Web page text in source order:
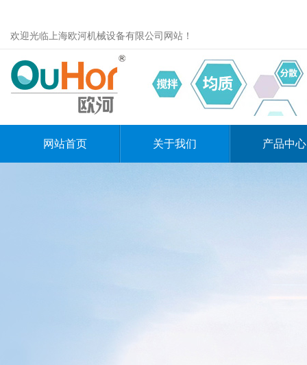
欢迎光临上海欧河机械设备有限公司网站！
网站首页 关于我们 产品中心